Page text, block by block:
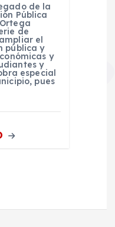
de la
Pública
de
el
pública y
y
y
especial
pues